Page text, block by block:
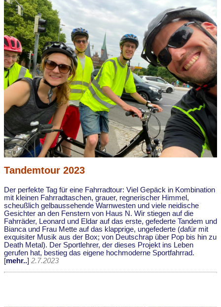
Tandemtour 2023
Der perfekte Tag für eine Fahrradtour: Viel Gepäck in Kombination
mit kleinen Fahrradtaschen, grauer, regnerischer Himmel,
scheußlich gelbaussehende Warnwesten und viele neidische
Gesichter an den Fenstern von Haus N. Wir stiegen auf die
Fahrräder, Leonard und Eldar auf das erste, gefederte Tandem und
Bianca und Frau Mette auf das klapprige, ungefederte (dafür mit
exquisiter Musik aus der Box; von Deutschrap über Pop bis hin zu
Death Metal). Der Sportlehrer, der dieses Projekt ins Leben
gerufen hat, bestieg das eigene hochmoderne Sportfahrrad.
[mehr..] 2.7.2023